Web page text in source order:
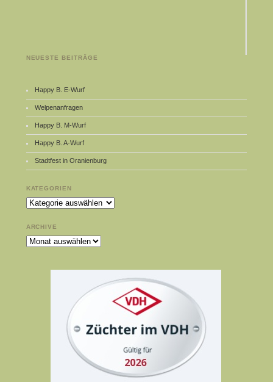
NEUESTE BEITRÄGE
Happy B. E-Wurf
Welpenanfragen
Happy B. M-Wurf
Happy B. A-Wurf
Stadtfest in Oranienburg
KATEGORIEN
Kategorien
ARCHIVE
Archive